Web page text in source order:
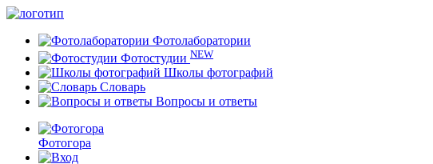
Фотолаборатории
Фотостудии NEW
Школы фотографий
Словарь
Вопросы и ответы
Фотогора